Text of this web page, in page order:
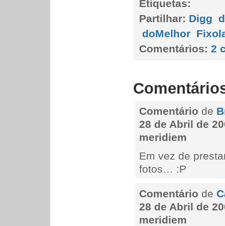
Etiquetas:
Partilhar: Digg
doMelhor
Comentários: 2
Comentário de
28 de Abril de
meridiem
Em vez de
fotos… :P
Comentário de
28 de Abril de
meridiem